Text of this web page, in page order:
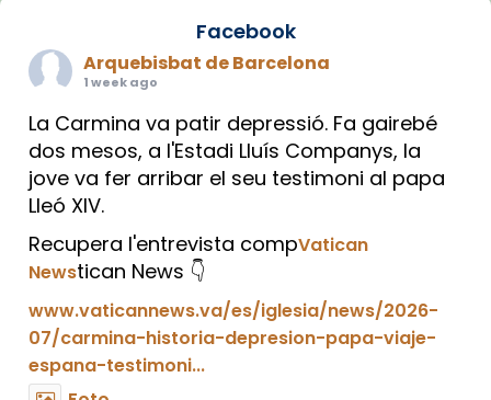
Facebook
Arquebisbat de Barcelona
1 week ago
La Carmina va patir depressió. Fa gairebé
dos mesos, a l'Estadi Lluís Companys, la
jove va fer arribar el seu testimoni al papa
Lleó XIV.
Recupera l'entrevista compVatican
Newstican News 👇
www.vaticannews.va/es/iglesia/news/2026-
07/carmina-historia-depresion-papa-viaje-
espana-testimoni...